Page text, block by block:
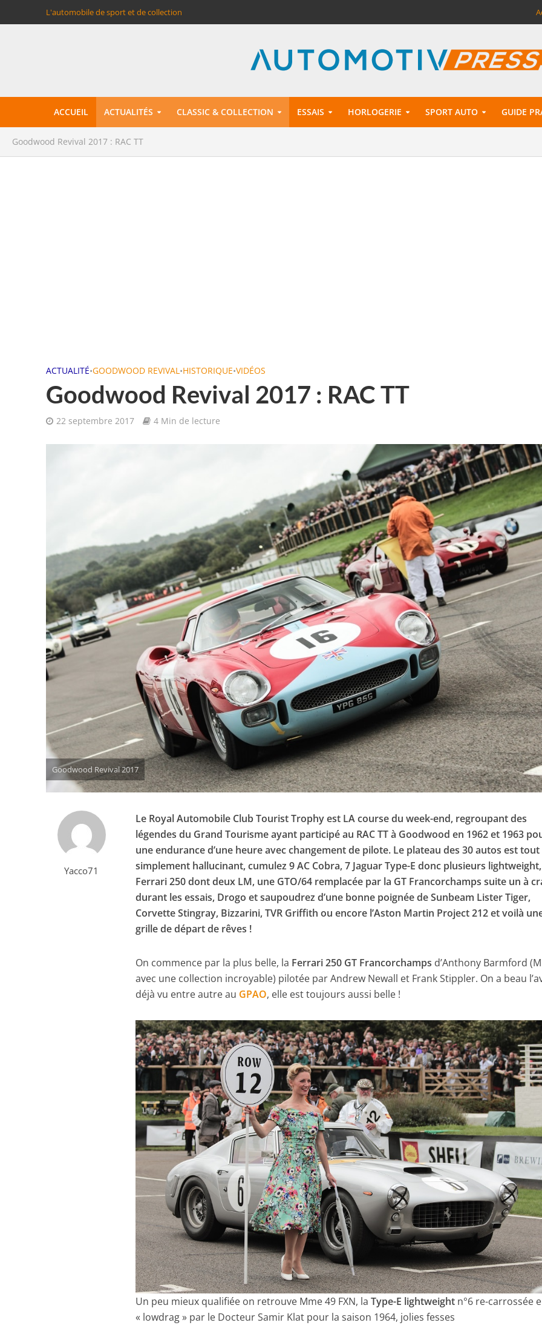
L'automobile de sport et de collection
ACCUEIL ACTUALITÉS CLASSIC & COLLECTION ESSAIS HORLOGERIE SPORT AUTO GUIDE
Goodwood Revival 2017 : RAC TT
ACTUALITÉ•GOODWOOD REVIVAL•HISTORIQUE•VIDÉOS
Goodwood Revival 2017 : RAC TT
22 septembre 2017 4 Min de lecture
Goodwood Revival 2017
Yacco71
Le Royal Automobile Club Tourist Trophy est LA course du week-end, regroupant des
légendes du Grand Tourisme ayant participé au RAC TT à Goodwood en 1962 et 1963
une endurance d’une heure avec changement de pilote. Le plateau des 30 autos est tout
simplement hallucinant, cumulez 9 AC Cobra, 7 Jaguar Type-E donc plusieurs
Ferrari 250 dont deux LM, une GTO/64 remplacée par la GT Francorchamps suite un à
durant les essais, Drogo et saupoudrez d’une bonne poignée de Sunbeam Lister Tiger,
Corvette Stingray, Bizzarini, TVR Griffith ou encore l’Aston Martin Project 212 et voilà
grille de départ de rêves !
On commence par la plus belle, la Ferrari 250 GT Francorchamps d’Anthony Barmford
avec une collection incroyable) pilotée par Andrew Newall et Frank Stippler. On a beau
déjà vu entre autre au GPAO, elle est toujours aussi belle !
Un peu mieux qualifiée on retrouve Mme 49 FXN, laType-E lightweight n°6 re-carrossée
« lowdrag » par le Docteur Samir Klat pour la saison 1964, jolies fesses